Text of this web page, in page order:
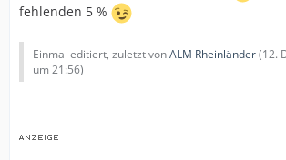
fehlenden 5 %
Einmal editiert, zuletzt vonALM Rheinländer(12.
um 21:56)